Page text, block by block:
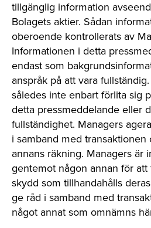
tillgänglig information
Bolagets aktier. Sådan
oberoende kontrollerats av
Informationen i detta
endast som
anspråk på att vara
således inte enbart förlita sig
detta pressmeddelande eller
fullständighet. Managers
i samband med
annans räkning. Managers är
gentemot någon annan för
skydd som tillhandahålls
ge råd i samband med
något annat som omnämns